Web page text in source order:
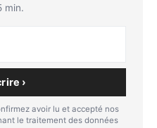
min.
›
avoir lu et accepté nos
le traitement des données